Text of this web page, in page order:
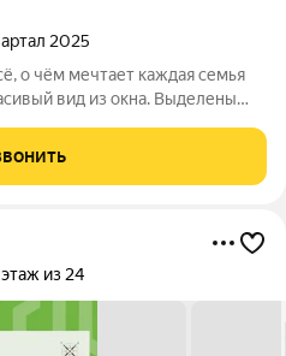
2025
о чём мечтает каждая семья
вид из окна. Выделены
где каждому найдётся место,
этаж из 24